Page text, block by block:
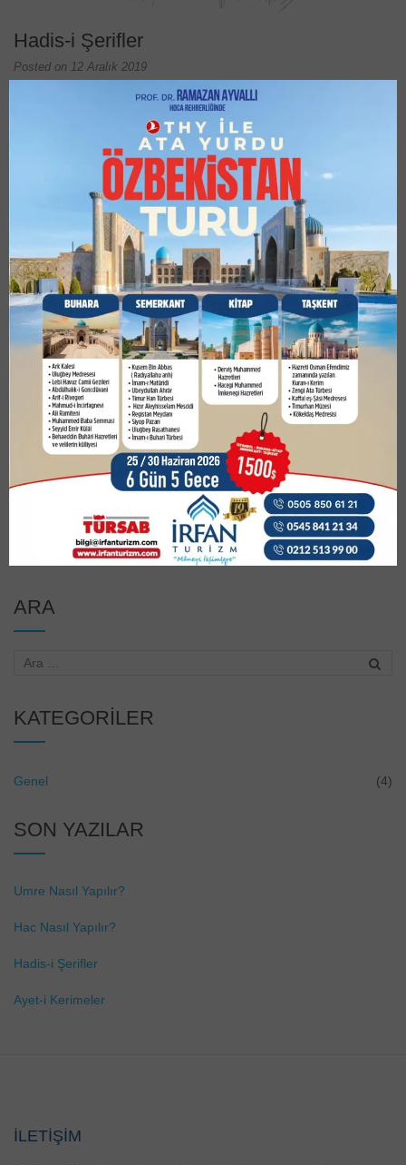
Hadis-i Şerifler
Posted on 12 Aralık 2019
İbn-i Abbas’tan (radıyallahü teâlâ anh) rivâyet olunduğuna göre o
şöyle… demiştir
Ayet-i Kerimeler
Posted on12 Aralık 2019
Ayet-i Kerimeler
Biz senin çok defa yüzünü göğe doğru çevirip… durduğunu (vahiy
beklediğini) görüyoruz.
ARA
KATEGORILER
Genel (4)
SON YAZILAR
Umre Nasıl Yapılır?
Hac Nasıl Yapılır?
Hadis-i Şerifler
Ayet-i Kerimeler
İLETİŞİM